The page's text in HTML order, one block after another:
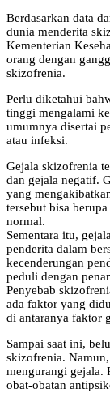
Berdasarkan data
dunia menderita
Kementerian
orang dengan
skizofrenia.
Perlu diketahui
tinggi mengalami
umumnya disertai
atau infeksi.
Gejala skizofrenia
dan gejala negatif.
yang
tersebut bisa
normal.
Sementara itu,
penderita dalam
kecenderungan
peduli dengan
Penyebab
ada faktor yang
di antaranya faktor
Sampai saat ini,
skizofrenia.
mengurangi gejala.
obat-obatan